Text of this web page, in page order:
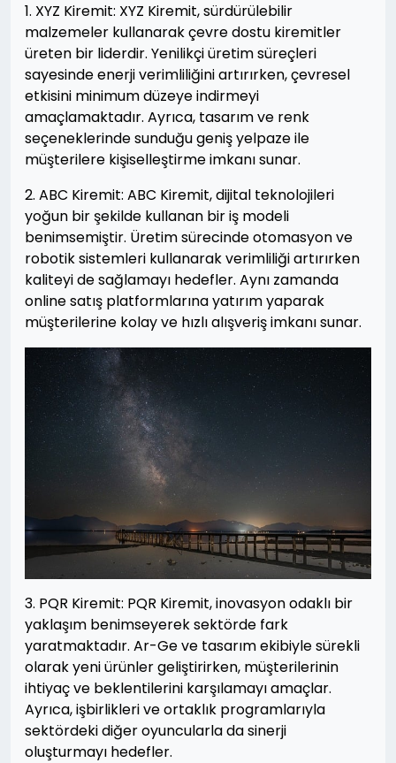
1. XYZ Kiremit: XYZ Kiremit, sürdürülebilir
malzemeler kullanarak çevre dostu kiremitler
üreten bir liderdir. Yenilikçi üretim süreçleri
sayesinde enerji verimliliğini artırırken, çevresel
etkisini minimum düzeye indirmeyi
amaçlamaktadır. Ayrıca, tasarım ve renk
seçeneklerinde sunduğu geniş yelpaze ile
müşterilere kişiselleştirme imkanı sunar.
2. ABC Kiremit: ABC Kiremit, dijital teknolojileri
yoğun bir şekilde kullanan bir iş modeli
benimsemiştir. Üretim sürecinde otomasyon ve
robotik sistemleri kullanarak verimliliği artırırken
kaliteyi de sağlamayı hedefler. Aynı zamanda
online satış platformlarına yatırım yaparak
müşterilerine kolay ve hızlı alışveriş imkanı sunar.
3. PQR Kiremit: PQR Kiremit, inovasyon odaklı bir
yaklaşım benimseyerek sektörde fark
yaratmaktadır. Ar-Ge ve tasarım ekibiyle sürekli
olarak yeni ürünler geliştirirken, müşterilerinin
ihtiyaç ve beklentilerini karşılamayı amaçlar.
Ayrıca, işbirlikleri ve ortaklık programlarıyla
sektördeki diğer oyuncularla da sinerji
oluşturmayı hedefler.